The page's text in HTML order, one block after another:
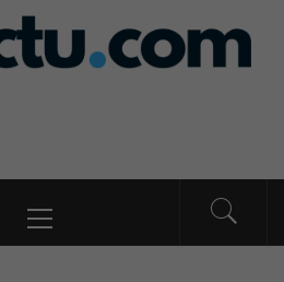
ACTU
d’ici et d’ailleurs
principal